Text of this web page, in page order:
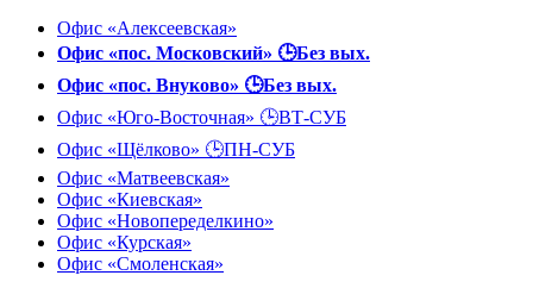
Офис «Алексеевская»
Офис «пос. Московский» 🕒Без вых.
Офис «пос. Внуково» 🕒Без вых.
Офис «Юго-Восточная» 🕒ВТ-СУБ
Офис «Щёлково» 🕒ПН-СУБ
Офис «Матвеевская»
Офис «Киевская»
Офис «Новопеределкино»
Офис «Курская»
Офис «Смоленская»